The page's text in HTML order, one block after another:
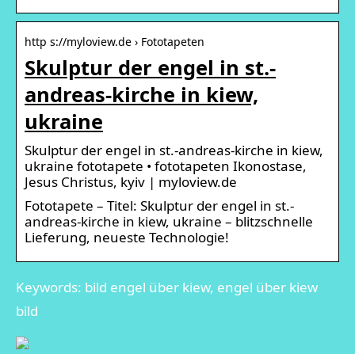
http s://myloview.de › Fototapeten
Skulptur der engel in st.-
andreas-kirche in kiew,
ukraine
Skulptur der engel in st.-andreas-kirche in kiew,
ukraine fototapete • fototapeten Ikonostase,
Jesus Christus, kyiv | myloview.de
Fototapete – Titel: Skulptur der engel in st.-
andreas-kirche in kiew, ukraine – blitzschnelle
Lieferung, neueste Technologie!
Keywords: bild engel über kiew, engel über kiew
bild